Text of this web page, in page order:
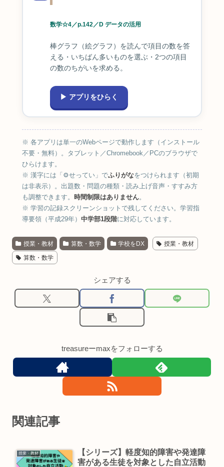
数学☆4／p.142／D データの活用
棒グラフ（絵グラフ）を読んで項目の数を答
える・いちばん多いものを選ぶ・2つの項目
の数のちがいを求める。
▶ アプリをひらく
※ 各アプリは単一のWebページで動作します（インストール
不要・無料）。タブレット／Chromebook／PCのブラウザで
ひらけます。
※ 漢字には「⚙せってい」でふりがなをつけられます（初期
は非表示）。出題数・問題の種類・読み上げ音声・すすみ方
も調整できます。
時間制限はありません。
※ 学習の記録スクリーンショットで残してください。学習指
導要領（平成29年） 中学部1段階に対応しています。
授業・教材 算数・数学 学校をDX 授業・教材
算数・数学
シェアする
treasureーmaxをフォローする
関連記事
授業・教材
【シリーズ】軽度知的障害や発達障
害がある生徒を対象とした自立活動